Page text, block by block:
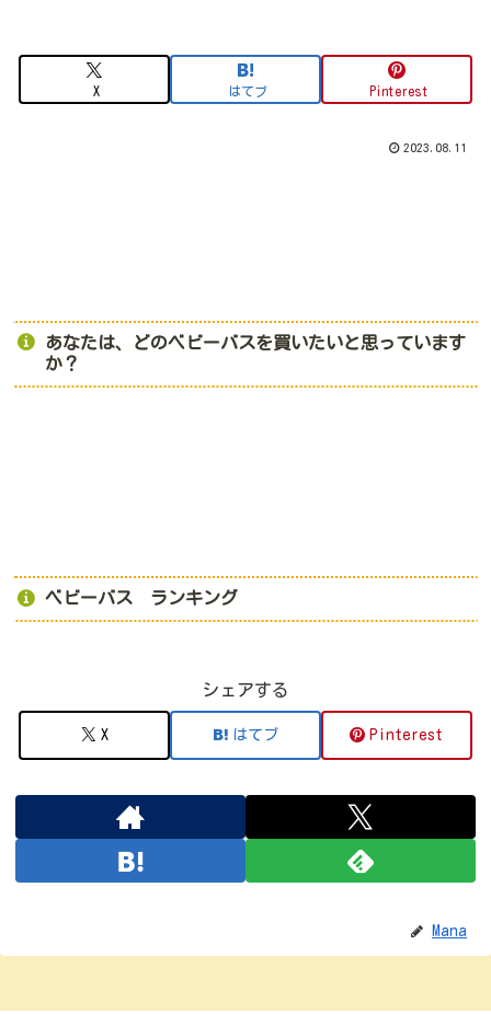
X はてブ Pinterest
2023.08.11
あなたは、どのベビーバスを買いたいと思っています
か？
ベビーバス ランキング
シェアする
X はてブ Pinterest
Mana